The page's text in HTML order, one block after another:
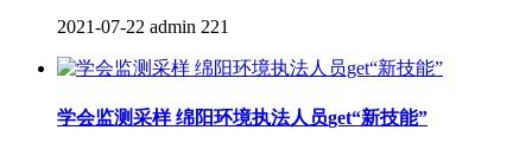
2021-07-22 admin 221
学会监测采样 绵阳环境执法人员get“新技能”